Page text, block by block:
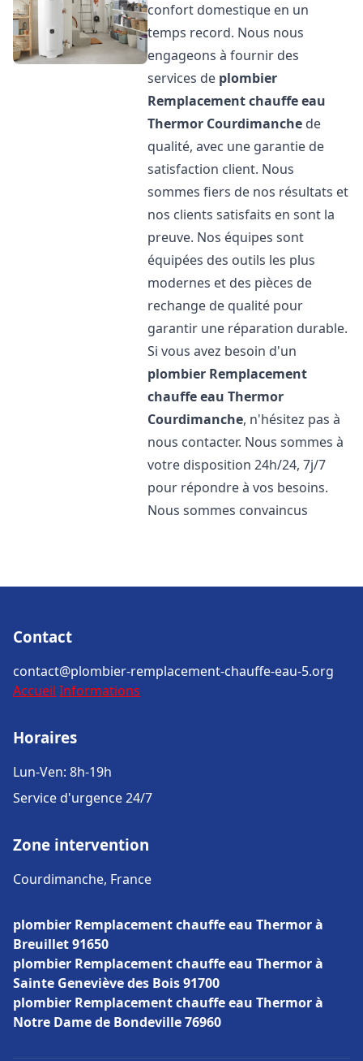
confort domestique en un
temps record. Nous nous
engageons à fournir des
services de plombier
Remplacement chauffe eau
Thermor Courdimanche de
qualité, avec une garantie de
satisfaction client. Nous
sommes fiers de nos résultats et
nos clients satisfaits en sont la
preuve. Nos équipes sont
équipées des outils les plus
modernes et des pièces de
rechange de qualité pour
garantir une réparation durable.
Si vous avez besoin d'un
plombier Remplacement
chauffe eau Thermor
Courdimanche, n'hésitez pas à
nous contacter. Nous sommes à
votre disposition 24h/24, 7j/7
pour répondre à vos besoins.
Nous sommes convaincus
Contact
contact@plombier-remplacement-chauffe-eau-5.org
Accueil Informations
Horaires
Lun-Ven: 8h-19h
Service d'urgence 24/7
Zone intervention
Courdimanche, France
plombier Remplacement chauffe eau Thermor à
Breuillet 91650
plombier Remplacement chauffe eau Thermor à
Sainte Geneviève des Bois 91700
plombier Remplacement chauffe eau Thermor à
Notre Dame de Bondeville 76960